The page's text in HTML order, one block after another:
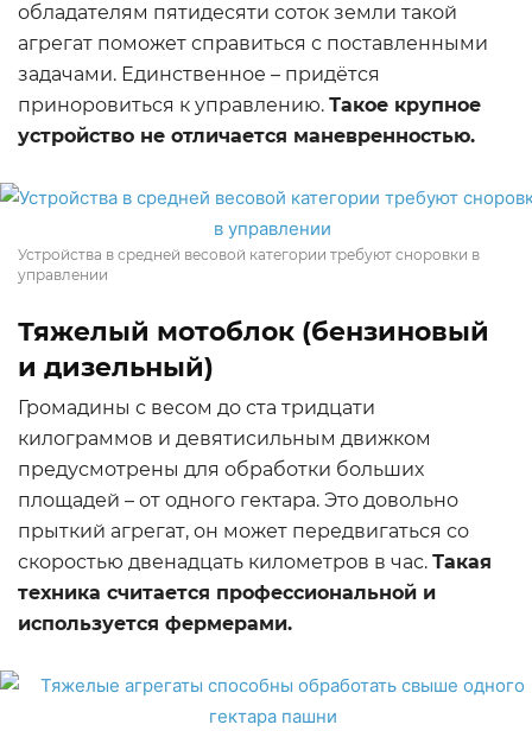
обладателям пятидесяти соток земли такой
агрегат поможет справиться с поставленными
задачами. Единственное – придётся
приноровиться к управлению. Такое крупное
устройство не отличается маневренностью.
Устройства в средней весовой категории требуют сноровки в
управлении
Тяжелый мотоблок (бензиновый
и дизельный)
Громадины с весом до ста тридцати
килограммов и девятисильным движком
предусмотрены для обработки больших
площадей – от одного гектара. Это довольно
прыткий агрегат, он может передвигаться со
скоростью двенадцать километров в час. Такая
техника считается профессиональной и
используется фермерами.